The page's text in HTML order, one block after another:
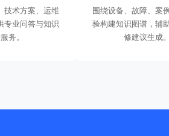
技术方案、运维
专业问答与知识
务。
围绕设备、故障、案
验构建知识图谱，辅
修建议生成。